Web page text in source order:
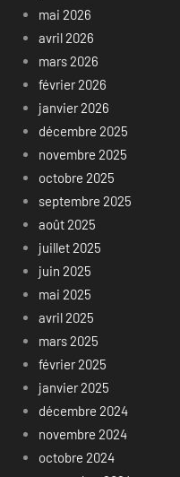
mai 2026
avril 2026
mars 2026
février 2026
janvier 2026
décembre 2025
novembre 2025
octobre 2025
septembre 2025
août 2025
juillet 2025
juin 2025
mai 2025
avril 2025
mars 2025
février 2025
janvier 2025
décembre 2024
novembre 2024
octobre 2024